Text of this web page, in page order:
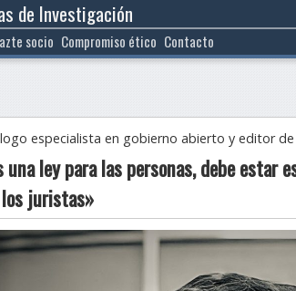
de Investigación
socio Compromiso ético Contacto
especialista en gobierno abierto y editor
ley para las personas, debe estar
los juristas»